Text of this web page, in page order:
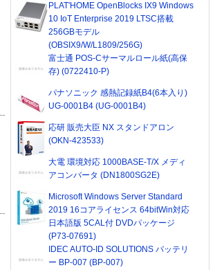
PLAT'HOME OpenBlocks IX9 Windows
10 IoT Enterprise 2019 LTSC搭載
256GBモデル
(OBSIX9/W/L1809/256G)
富士通 POS-Cサーマルロール紙(高保
存) (0722410-P)
パナソニック 感熱記録紙B4(6本入り)
UG-0001B4 (UG-0001B4)
応研 販売大臣 NX スタンドアロン
(OKN-423533)
大電 環境対応 1000BASE-T/X メディ
アコンバータ (DN1800SG2E)
Microsoft Windows Server Standard
2019 16コアライセンス 64bitWin対応
日本語版 5CAL付 DVDパッケージ
(P73-07691)
IDEC AUTO-ID SOLUTIONS バッテリ
ー BP-007 (BP-007)